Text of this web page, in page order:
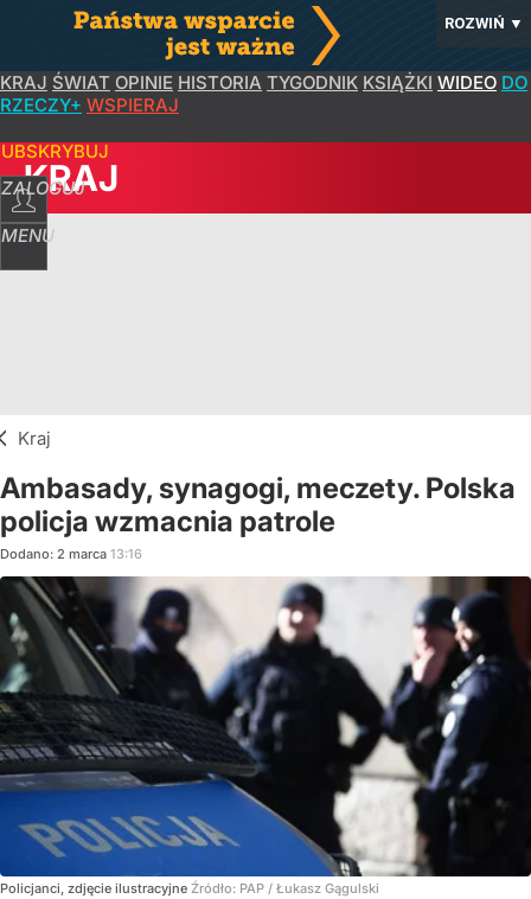
ROZWIŃ ▼
KRAJ ŚWIAT OPINIE HISTORIA TYGODNIK KSIĄŻKI WIDEO DO
RZECZY+ WSPIERAJ
ZALOGUJ
MENU
KRAJ
Kraj
Ambasady, synagogi, meczety. Polska
policja wzmacnia patrole
Dodano: 2 marca 13:16
Policjanci, zdjęcie ilustracyjne Źródło: PAP / Łukasz Gągulski